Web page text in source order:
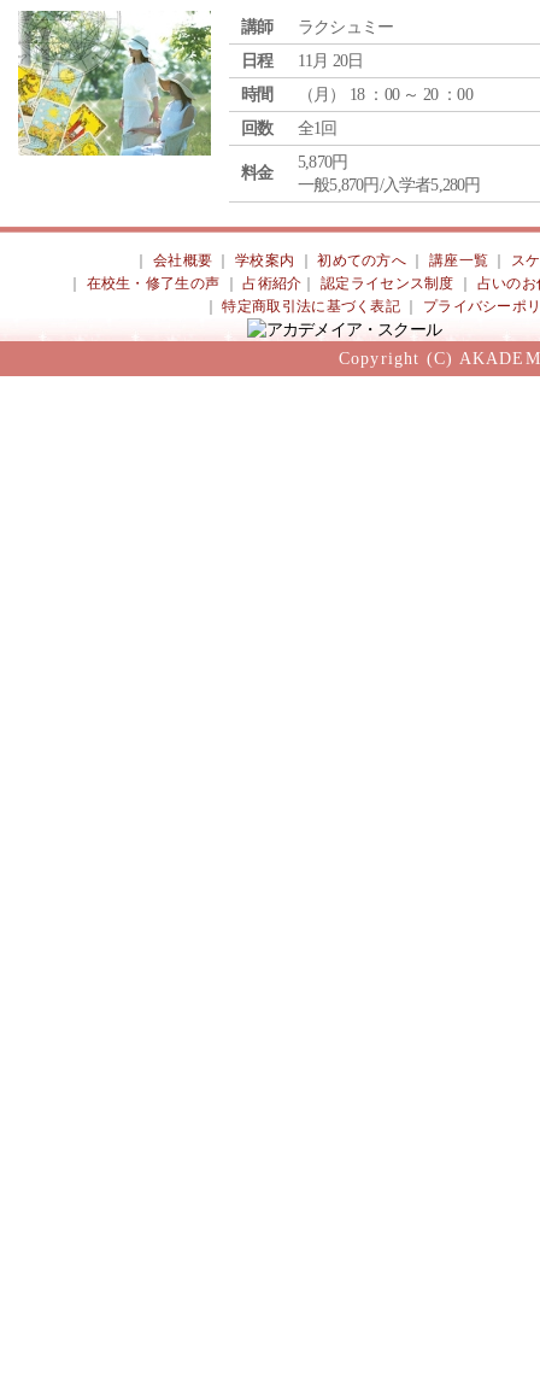
講師
ラクシュミー
日程
11月 20日
時間
（ 月 ） 18 ：00 ～ 20 ：00
回数
全1回
料金
5,870円
一般5,870円/入学者5,280円
会社概要 ｜学校案内 ｜初めての方へ 講座一覧
ス
在校生・修了生の声 ｜占術紹介 ｜認定ライセンス制度
占いのお
｜特定商取引法に基づく表記 プライバシーポ
Copyright (C)